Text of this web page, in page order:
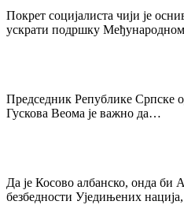
Покрет социјалиста чији је
ускрати подршку
Председник Републике Српске
Гускова Веома је важно да…
Да је Косово албанско, онда би
безбедности Уједињених
navigation